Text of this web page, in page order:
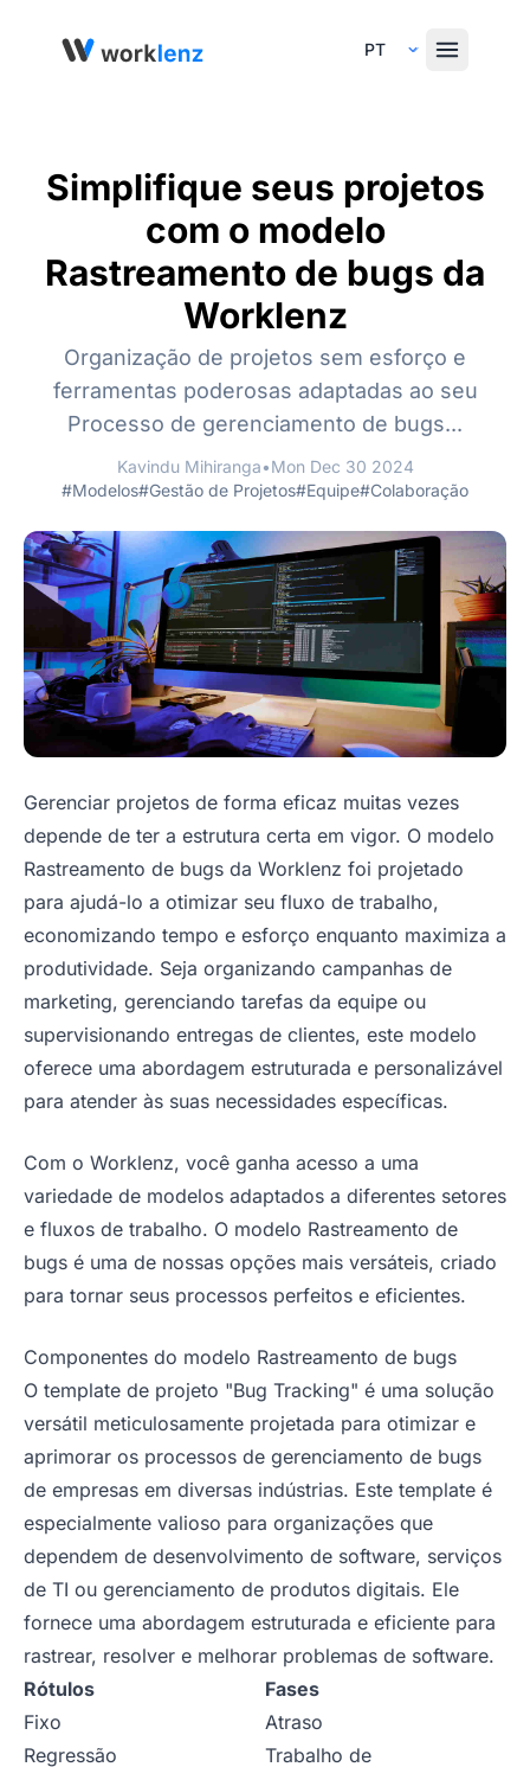
Select Language
Simplifique seus projetos
com o modelo
Rastreamento de bugs da
Worklenz
Organização de projetos sem esforço e
ferramentas poderosas adaptadas ao seu
Processo de gerenciamento de bugs...
Kavindu Mihiranga•Mon Dec 30 2024
#Modelos#Gestão de Projetos#Equipe#Colaboração
Gerenciar projetos de forma eficaz muitas vezes
depende de ter a estrutura certa em vigor. O modelo
Rastreamento de bugs da Worklenz foi projetado
para ajudá-lo a otimizar seu fluxo de trabalho,
economizando tempo e esforço enquanto maximiza a
produtividade. Seja organizando campanhas de
marketing, gerenciando tarefas da equipe ou
supervisionando entregas de clientes, este modelo
oferece uma abordagem estruturada e personalizável
para atender às suas necessidades específicas.
Com o Worklenz, você ganha acesso a uma
variedade de modelos adaptados a diferentes setores
e fluxos de trabalho. O modelo Rastreamento de
bugs é uma de nossas opções mais versáteis, criado
para tornar seus processos perfeitos e eficientes.
Componentes do modelo Rastreamento de bugs
O template de projeto "Bug Tracking" é uma solução
versátil meticulosamente projetada para otimizar e
aprimorar os processos de gerenciamento de bugs
de empresas em diversas indústrias. Este template é
especialmente valioso para organizações que
dependem de desenvolvimento de software, serviços
de TI ou gerenciamento de produtos digitais. Ele
fornece uma abordagem estruturada e eficiente para
rastrear, resolver e melhorar problemas de software.
Rótulos
Fixo
Regressão
Fases
Atraso
Trabalho de